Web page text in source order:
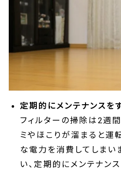
定期的にメンテナンスを
フィルターの掃除は2週
ミやほこりが溜まると運
な電力を消費してしまい
い、定期的にメンテナンス